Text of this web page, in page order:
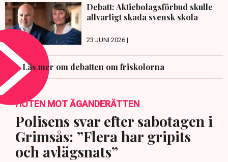
Debatt: Aktiebolagsförbud skulle
allvarligt skada svensk skola
23 JUNI 2026 |
Läs mer om debatten om friskolorna
HOTEN MOT ÄGANDERÄTTEN
Polisens svar efter sabotagen i
Grimsås: ”Flera har gripits
och avlägsnats”